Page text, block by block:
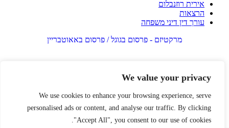
We value your privacy
We use cookies to enhance your browsing experience, serve
personalised ads or content, and analyse our traffic. By clicking
"Accept All", you consent to our use of cookies.
אירית רוזנבלום
הרצאות
עורך דין דיני משפחה
מרקטיזם - פרסום בגוגל / פרסום באאוטבריין